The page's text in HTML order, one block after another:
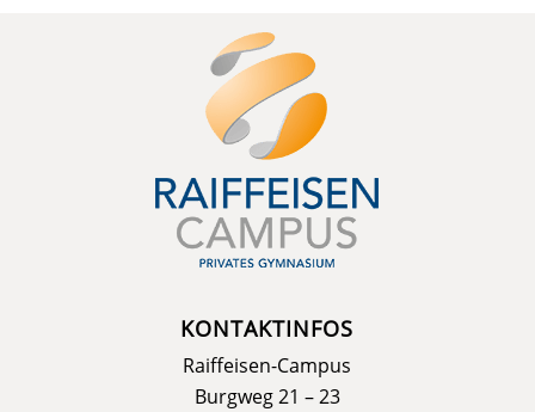
KONTAKTINFOS
Raiffeisen-Campus
Burgweg 21 – 23